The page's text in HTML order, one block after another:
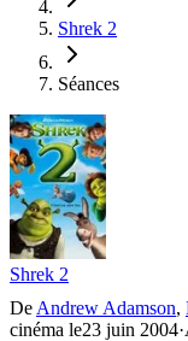
Shrek 2
Séances
Shrek 2
De Andrew Adamson,
cinéma le23 juin 2004·